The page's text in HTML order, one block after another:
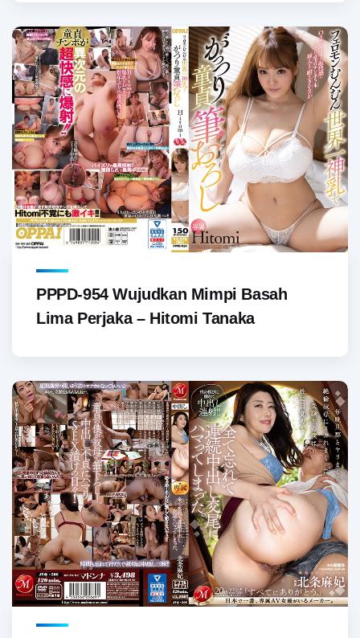
PPPD-954 Wujudkan Mimpi Basah
Lima Perjaka – Hitomi Tanaka